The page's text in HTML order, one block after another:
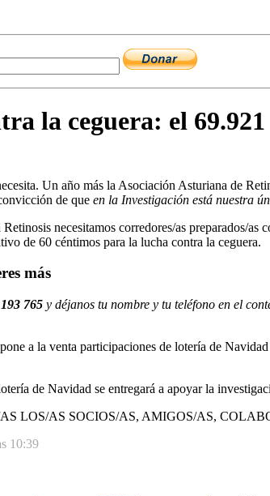
la ceguera: el
Un año más la Asociación Asturiana de
de que en la Investigación está nuestra
necesitamos corredores/as preparados/
de 60 céntimos para la lucha contra la ceguera.
más
765 y déjanos tu nombre y tu teléfono en el
a la venta participaciones de loterí­a de
de Navidad se entregará a apoyar la
AS LOS/AS SOCIOS/AS, AMIGOS/AS,
10:39